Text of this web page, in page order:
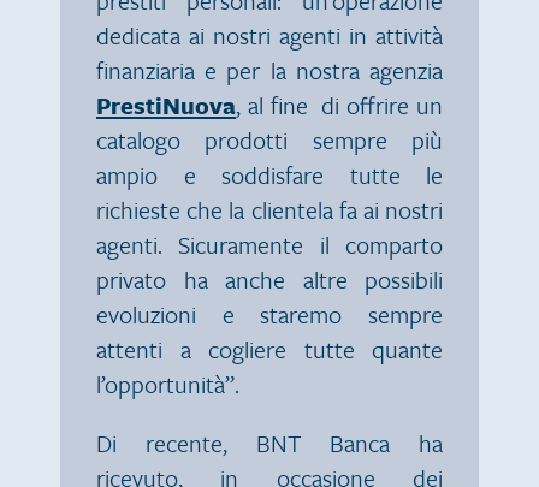
dedicata ai nostri agenti in attività
finanziaria e per la nostra agenzia
PrestiNuova, al fine di offrire un
catalogo prodotti sempre più
ampio e soddisfare tutte le
richieste che la clientela fa ai nostri
agenti. Sicuramente il comparto
privato ha anche altre possibili
evoluzioni e staremo sempre
attenti a cogliere tutte quante
l’opportunità”.
Di recente, BNT Banca ha
ricevuto, in occasione dei